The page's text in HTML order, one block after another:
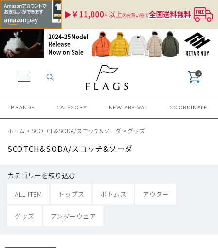
BRANDS CATEGORY NEW ARRIVAL COORDINATE
0
ホーム > SCOTCH&SODA/スコッチ&ソーダ > グッズ
SCOTCH&SODA/スコッチ&ソーダ
カテゴリーを絞り込む
ALL ITEM トップス ボトムス アウター
グッズ アンダーウェア